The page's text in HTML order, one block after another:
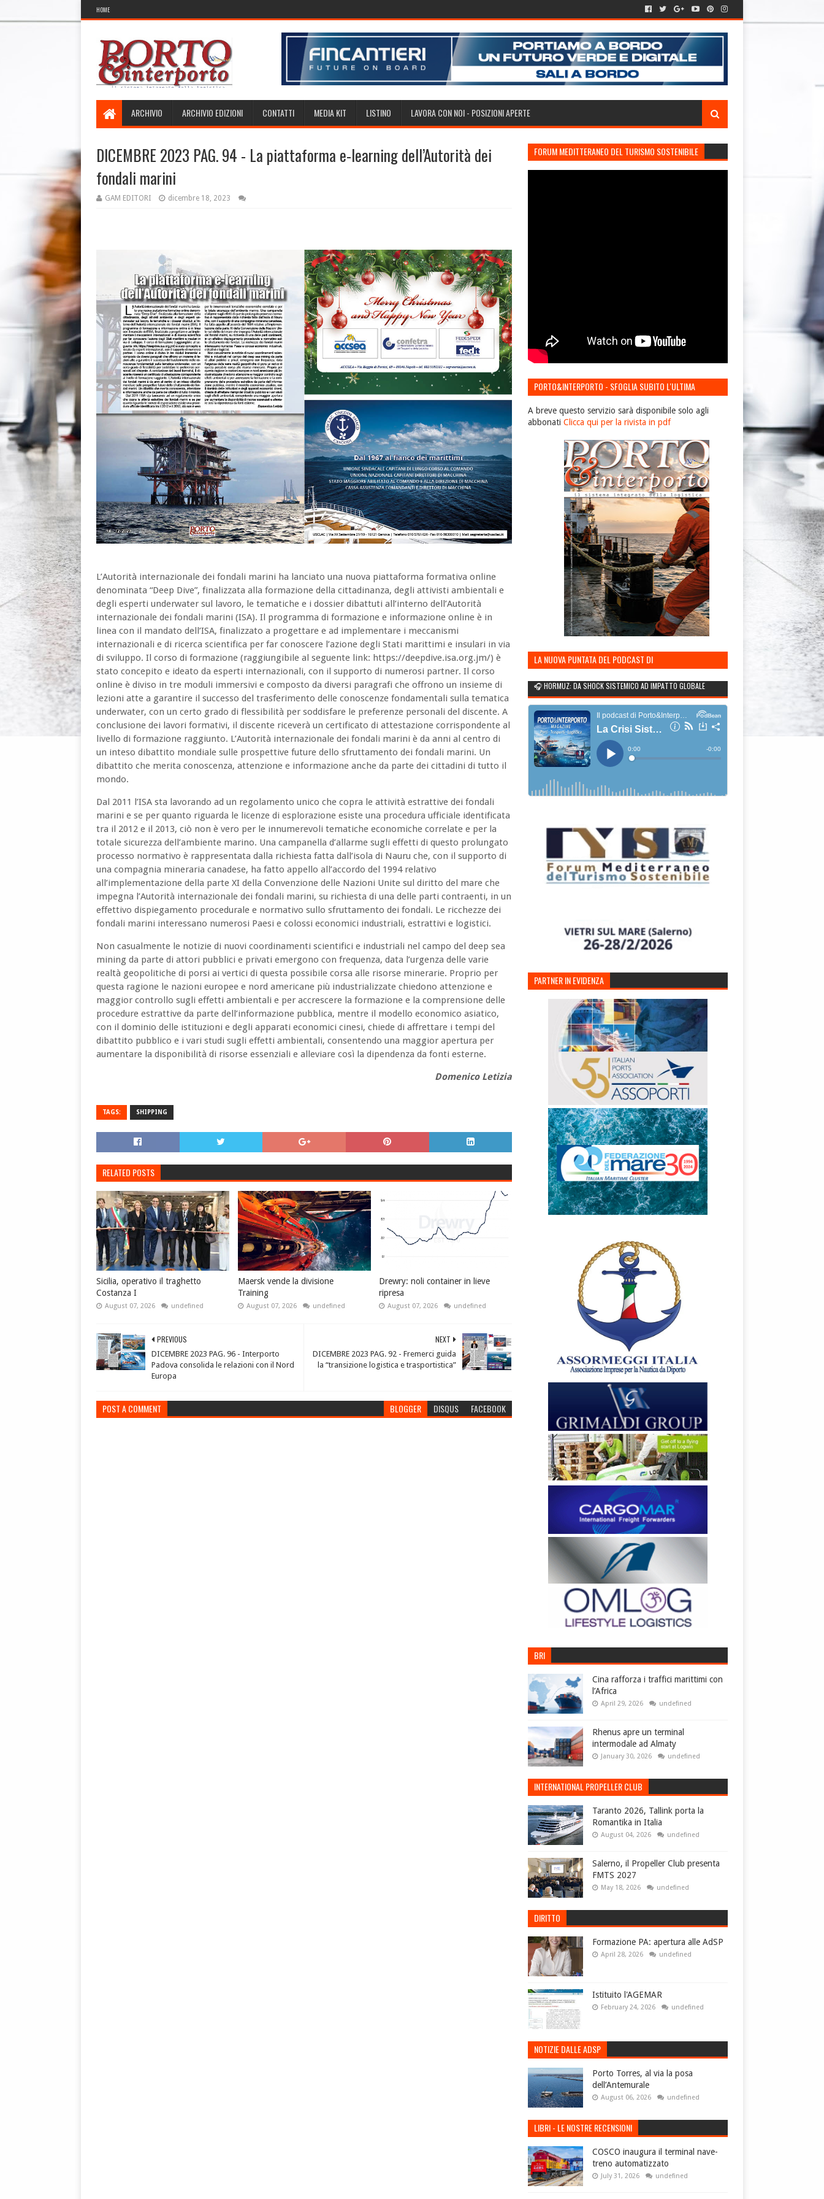
HOME
ARCHIVIO ARCHIVIO EDIZIONI CONTATTI MEDIA KIT LISTINO LAVORA CON NOI - POSIZIONI APERTE
DICEMBRE 2023 PAG. 94 - La piattaforma e-learning dell’Autorità dei
fondali marini
GAM EDITORI dicembre 18, 2023
L’Autorità internazionale dei fondali marini ha lanciato una nuova piattaforma formativa online
denominata “Deep Dive”, finalizzata alla formazione della cittadinanza, degli attivisti ambientali e
degli esperti underwater sul lavoro, le tematiche e i dossier dibattuti all’interno dell’Autorità
internazionale dei fondali marini (ISA). Il programma di formazione e informazione online è in
linea con il mandato dell’ISA, finalizzato a progettare e ad implementare i meccanismi
internazionali e di ricerca scientifica per far conoscere l’azione degli Stati marittimi e insulari in via
di sviluppo. Il corso di formazione (raggiungibile al seguente link: https://deepdive.isa.org.jm/) è
stato concepito e ideato da esperti internazionali, con il supporto di numerosi partner. Il corso
online è diviso in tre moduli immersivi e composto da diversi paragrafi che offrono un insieme di
lezioni atte a garantire il successo del trasferimento delle conoscenze fondamentali sulla tematica
underwater, con un certo grado di flessibilità per soddisfare le preferenze personali del discente. A
conclusione dei lavori formativi, il discente riceverà un certificato di attestazione corrispondente al
livello di formazione raggiunto. L’Autorità internazionale dei fondali marini è da anni al centro di
un inteso dibattito mondiale sulle prospettive future dello sfruttamento dei fondali marini. Un
dibattito che merita conoscenza, attenzione e informazione anche da parte dei cittadini di tutto il
mondo.
Dal 2011 l’ISA sta lavorando ad un regolamento unico che copra le attività estrattive dei fondali
marini e se per quanto riguarda le licenze di esplorazione esiste una procedura ufficiale identificata
tra il 2012 e il 2013, ciò non è vero per le innumerevoli tematiche economiche correlate e per la
totale sicurezza dell’ambiente marino. Una campanella d’allarme sugli effetti di questo prolungato
processo normativo è rappresentata dalla richiesta fatta dall’isola di Nauru che, con il supporto di
una compagnia mineraria canadese, ha fatto appello all’accordo del 1994 relativo
all’implementazione della parte XI della Convenzione delle Nazioni Unite sul diritto del mare che
impegna l’Autorità internazionale dei fondali marini, su richiesta di una delle parti contraenti, in un
effettivo dispiegamento procedurale e normativo sullo sfruttamento dei fondali. Le ricchezze dei
fondali marini interessano numerosi Paesi e colossi economici industriali, estrattivi e logistici.
Non casualmente le notizie di nuovi coordinamenti scientifici e industriali nel campo del deep sea
mining da parte di attori pubblici e privati emergono con frequenza, data l’urgenza delle varie
realtà geopolitiche di porsi ai vertici di questa possibile corsa alle risorse minerarie. Proprio per
questa ragione le nazioni europee e nord americane più industrializzate chiedono attenzione e
maggior controllo sugli effetti ambientali e per accrescere la formazione e la comprensione delle
procedure estrattive da parte dell’informazione pubblica, mentre il modello economico asiatico,
con il dominio delle istituzioni e degli apparati economici cinesi, chiede di affrettare i tempi del
dibattito pubblico e i vari studi sugli effetti ambientali, consentendo una maggior apertura per
aumentare la disponibilità di risorse essenziali e alleviare così la dipendenza da fonti esterne.
Domenico Letizia
TAGS: SHIPPING
RELATED POSTS
Sicilia, operativo il traghetto
Costanza I
August 07, 2026 undefined
Maersk vende la divisione
Training
August 07, 2026 undefined
Drewry: noli container in lieve
ripresa
August 07, 2026 undefined
NEXT
DICEMBRE 2023 PAG. 92 - Fremerci guida
la “transizione logistica e trasportistica”
PREVIOUS
DICEMBRE 2023 PAG. 96 - Interporto
Padova consolida le relazioni con il Nord
Europa
POST A COMMENT BLOGGER DISQUS FACEBOOK
FORUM MEDITTERANEO DEL TURISMO SOSTENIBILE
PORTO&INTERPORTO - SFOGLIA SUBITO L'ULTIMA
A breve questo servizio sarà disponibile solo agli
abbonati Clicca qui per la rivista in pdf
LA NUOVA PUNTATA DEL PODCAST DI
🎧 HORMUZ: DA SHOCK SISTEMICO AD IMPATTO GLOBALE
PARTNER IN EVIDENZA
BRI
Cina rafforza i traffici marittimi con
l’Africa
April 29, 2026 undefined
Rhenus apre un terminal
intermodale ad Almaty
January 30, 2026 undefined
INTERNATIONAL PROPELLER CLUB
Taranto 2026, Tallink porta la
Romantika in Italia
August 04, 2026 undefined
Salerno, il Propeller Club presenta
FMTS 2027
May 18, 2026 undefined
DIRITTO
Formazione PA: apertura alle AdSP
April 28, 2026 undefined
Istituito l'AGEMAR
February 24, 2026 undefined
NOTIZIE DALLE ADSP
Porto Torres, al via la posa
dell’Antemurale
August 06, 2026 undefined
LIBRI - LE NOSTRE RECENSIONI
COSCO inaugura il terminal nave-
treno automatizzato
July 31, 2026 undefined